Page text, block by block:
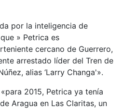
por la inteligencia de
» Petrica es
cercano de Guerrero,
arrestado líder del Tren de
alias ‘Larry Changa'».
2015, Petrica ya tenía
Aragua en Las Claritas, un